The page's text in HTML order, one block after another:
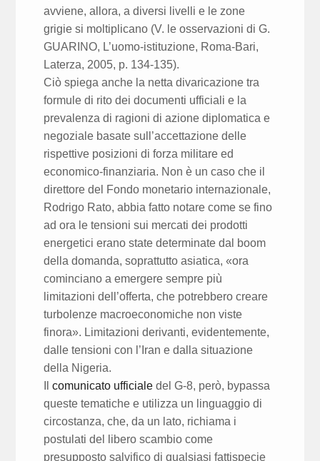
avviene, allora, a diversi livelli e le zone
grigie si moltiplicano (V. le osservazioni di G.
GUARINO, L’uomo-istituzione, Roma-Bari,
Laterza, 2005, p. 134-135).
Ciò spiega anche la netta divaricazione tra
formule di rito dei documenti ufficiali e la
prevalenza di ragioni di azione diplomatica e
negoziale basate sull’accettazione delle
rispettive posizioni di forza militare ed
economico-finanziaria. Non è un caso che il
direttore del Fondo monetario internazionale,
Rodrigo Rato, abbia fatto notare come se fino
ad ora le tensioni sui mercati dei prodotti
energetici erano state determinate dal boom
della domanda, soprattutto asiatica, «ora
cominciano a emergere sempre più
limitazioni dell’offerta, che potrebbero creare
turbolenze macroeconomiche non viste
finora». Limitazioni derivanti, evidentemente,
dalle tensioni con l’Iran e dalla situazione
della Nigeria.
Ilcomunicato ufficiale del G-8, però, bypassa
queste tematiche e utilizza un linguaggio di
circostanza, che, da un lato, richiama i
postulati del libero scambio come
presupposto salvifico di qualsiasi fattispecie